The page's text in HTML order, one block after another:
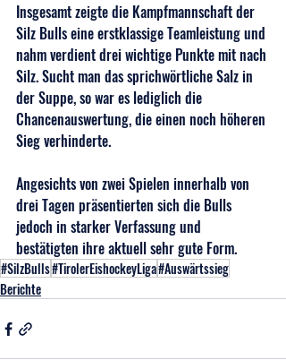
Insgesamt zeigte die Kampfmannschaft der
Silz Bulls eine erstklassige Teamleistung und
nahm verdient drei wichtige Punkte mit nach
Silz. Sucht man das sprichwörtliche Salz in
der Suppe, so war es lediglich die
Chancenauswertung, die einen noch höheren
Sieg verhinderte.
Angesichts von zwei Spielen innerhalb von
drei Tagen präsentierten sich die Bulls
jedoch in starker Verfassung und
bestätigten ihre aktuell sehr gute Form.
#SilzBulls#TirolerEishockeyLiga#Auswärtssieg
Berichte